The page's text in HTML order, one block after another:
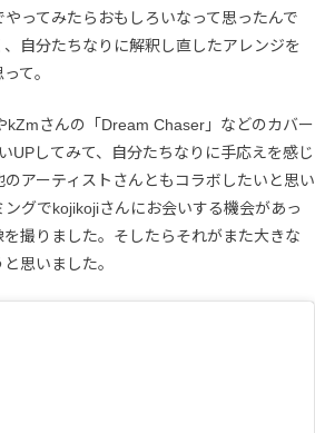
ってみたらおもしろいなって思ったんで
自分たちなりに解釈し直したアレンジを
て。
さんの「Dream Chaser」などのカバー
UPしてみて、自分たちなりに手応えを感じ
アーティストさんともコラボしたいと思い
グでkojikojiさんにお会いする機会があっ
撮りました。そしたらそれがまた大きな
思いました。